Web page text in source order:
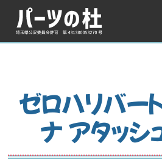
ゼロハリバー
ナ アタッシ